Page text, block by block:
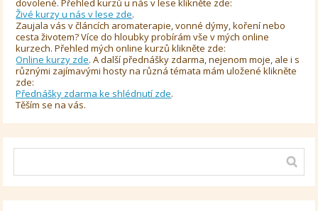
dovolené. Přehled kurzů u nás v lese klikněte zde:
Živé kurzy u nás v lese zde.
Zaujala vás v článcích aromaterapie, vonné dýmy, koření nebo
cesta životem? Více do hloubky probírám vše v mých online
kurzech. Přehled mých online kurzů klikněte zde:
Online kurzy zde. A další přednášky zdarma, nejenom moje, ale i s
různými zajímavými hosty na různá témata mám uložené klikněte
zde:
Přednášky zdarma ke shlédnutí zde.
Těším se na vás.